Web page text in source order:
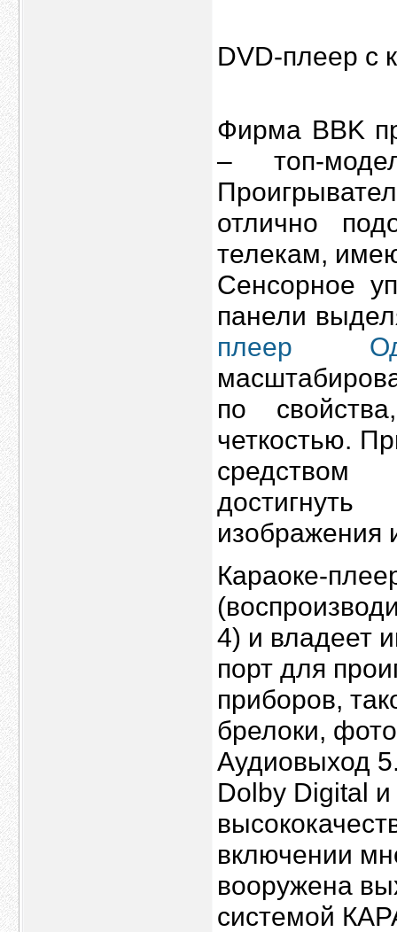
DVD-плеер с
Фирма BBK
– топ-
отлично
телекам,
Сенсорное
панели
плеер
по
четкостью.
средством
изображения
Караоке-
4) и владеет
порт для
приборов,
брелоки,
Аудиовыход
Dolby Digital
включении
вооружена
системой